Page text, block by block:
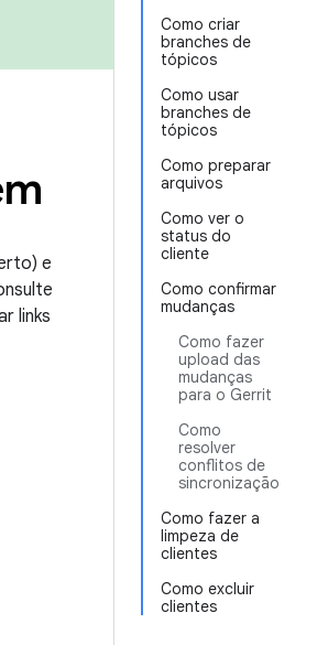
Como criar
branches de
tópicos
Como usar
branches de
tópicos
Como preparar
arquivos
Como ver o
status do
cliente
Como confirmar
mudanças
Como fazer
upload das
mudanças
para o Gerrit
Como
resolver
conflitos de
sincronização
Como fazer a
limpeza de
clientes
Como excluir
clientes
e
links